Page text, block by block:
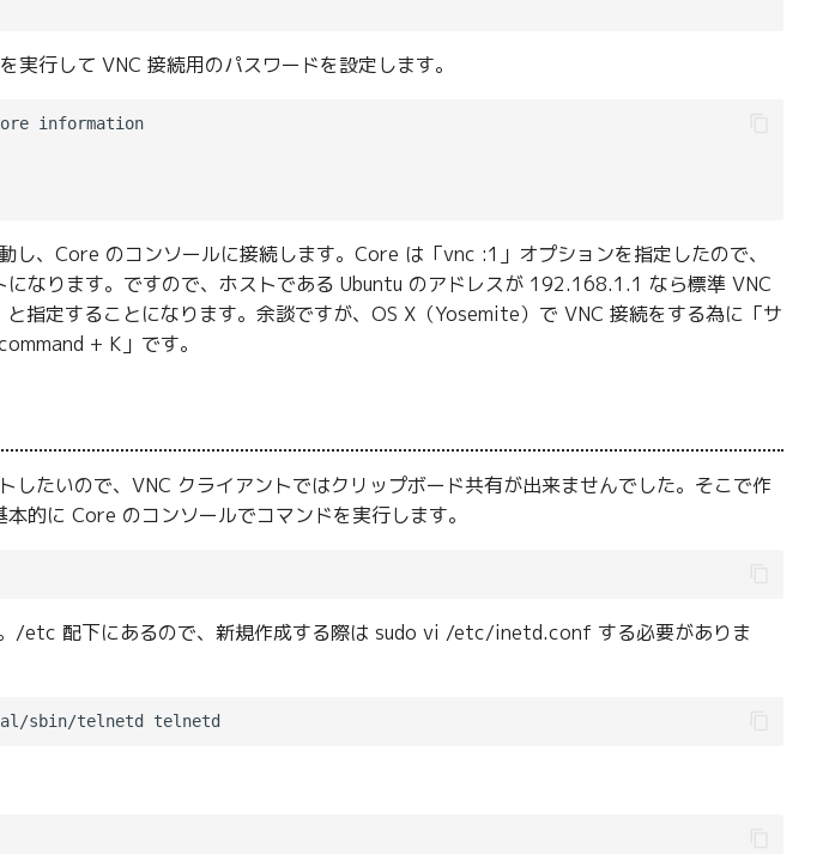
行して VNC 接続用のパスワードを設定します。
information
し、Core のコンソールに接続します。Core は「vnc :1」オプションを指定したので、
なります。ですので、ホストである Ubuntu のアドレスが 192.168.1.1 なら標準 VNC
定することになります。余談ですが、OS X（Yosemite）で VNC 接続をする為に「サ
+ K」です。
したいので、VNC クライアントではクリップボード共有が出来ませんでした。そこで作
的に Core のコンソールでコマンドを実行します。
etc 配下にあるので、新規作成する際は sudo vi /etc/inetd.conf する必要がありま